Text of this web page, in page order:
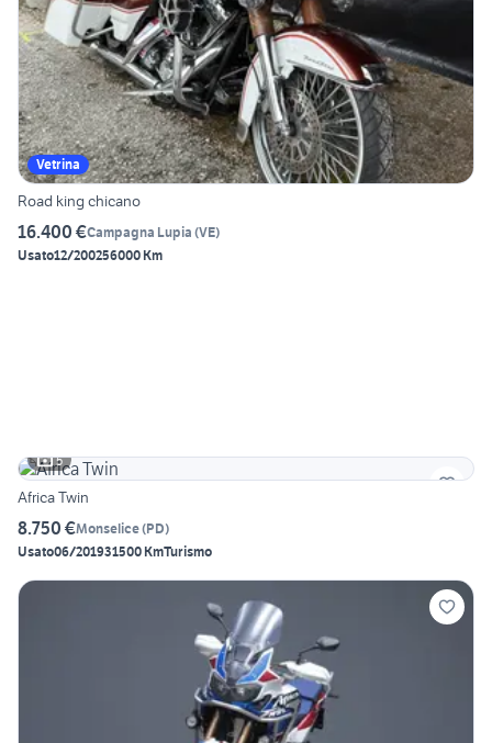
Vetrina
Road king chicano
16.400 €Campagna Lupia (VE)
Usato12/200256000 Km
5
Africa Twin
8.750 €Monselice(PD)
Usato06/201931500 KmTurismo